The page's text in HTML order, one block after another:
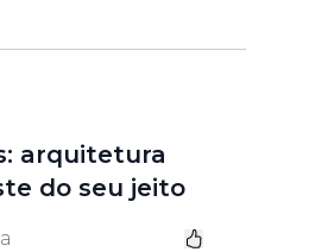
arquitetura
do seu jeito